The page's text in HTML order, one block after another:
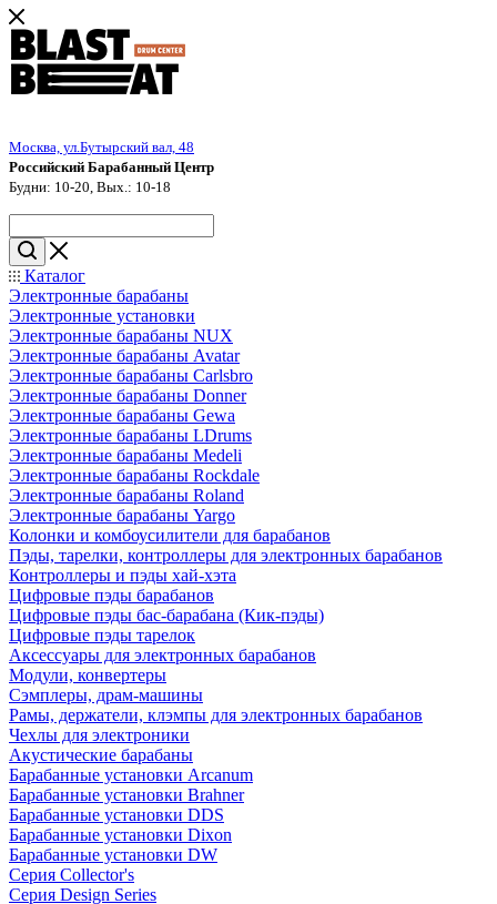
Москва, ул.Бутырский вал, 48
Российский Барабанный Центр
Будни: 10-20, Вых.: 10-18
Каталог
Электронные барабаны
Электронные установки
Электронные барабаны NUX
Электронные барабаны Avatar
Электронные барабаны Carlsbro
Электронные барабаны Donner
Электронные барабаны Gewa
Электронные барабаны LDrums
Электронные барабаны Medeli
Электронные барабаны Rockdale
Электронные барабаны Roland
Электронные барабаны Yargo
Колонки и комбоусилители для барабанов
Пэды, тарелки, контроллеры для электронных барабанов
Контроллеры и пэды хай-хэта
Цифровые пэды барабанов
Цифровые пэды бас-барабана (Кик-пэды)
Цифровые пэды тарелок
Аксессуары для электронных барабанов
Модули, конвертеры
Сэмплеры, драм-машины
Рамы, держатели, клэмпы для электронных барабанов
Чехлы для электроники
Акустические барабаны
Барабанные установки Arcanum
Барабанные установки Brahner
Барабанные установки DDS
Барабанные установки Dixon
Барабанные установки DW
Серия Collector's
Серия Design Series